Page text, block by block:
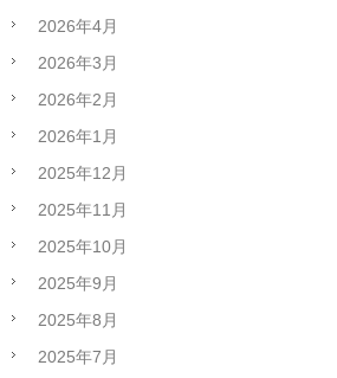
2026年4月
2026年3月
2026年2月
2026年1月
2025年12月
2025年11月
2025年10月
2025年9月
2025年8月
2025年7月